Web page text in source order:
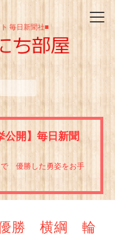
ト 毎日新聞社■
公開】毎日新聞
で 優勝した勇姿をお手
優勝 横綱 輪